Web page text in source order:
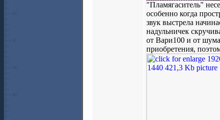
"Пламягаситель"
особенно когда
звук выстрела
надульничек
от Вари100 и от шума
приобретения,